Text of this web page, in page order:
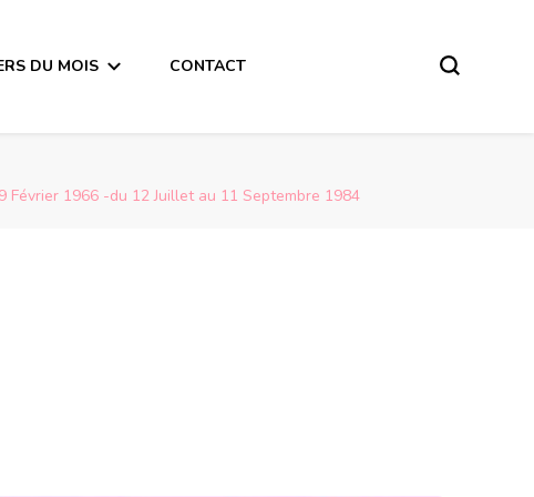
DU MOIS CONTACT
1966 -du 12 Juillet au 11 Septembre 1984